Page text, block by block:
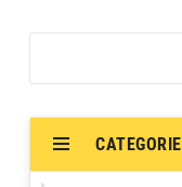
CATEGORIE